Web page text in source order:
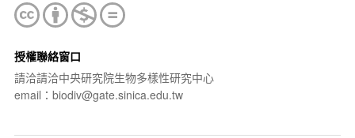
授權聯絡窗口
請洽請洽中央研究院生物多樣性研究中心
email：biodiv@gate.sinica.edu.tw